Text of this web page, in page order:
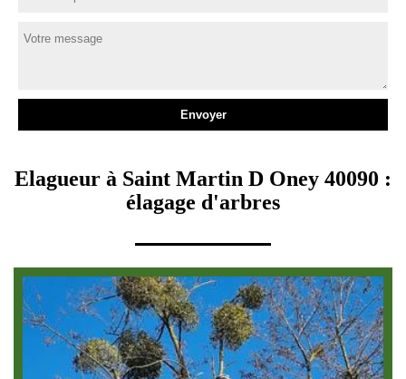
Elagueur à Saint Martin D Oney 40090 :
élagage d'arbres